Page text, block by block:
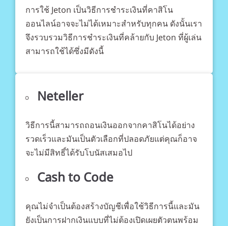
การใช้ Jeton เป็นวิธีการชำระเงินที่คาสิโน
ออนไลน์อาจจะไม่ได้เหมาะสำหรับทุกคน ดังนั้นเรา
จึงรวบรวมวิธีการชำระเงินที่คล้ายกับ Jeton ที่ผู้เล่น
สามารถใช้ได้ซึ่งมีดังนี้
Neteller
วิธีการนี้สามารถถอนเงินออกจากคาสิโนได้อย่าง
รวดเร็วและมันเป็นตัวเลือกที่ปลอดภัยแต่คุณก็อาจ
จะไม่มีสิทธิ์ได้รับโบนัสเสมอไป
Cash to Code
คุณไม่จำเป็นต้องสร้างบัญชีเพื่อใช้วิธีการนี้และมัน
ยังเป็นการฝากเงินแบบที่ไม่ต้องเปิดเผยตัวตนพร้อม